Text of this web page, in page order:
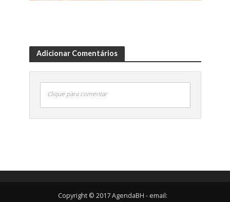
Adicionar Comentários
Clique para comentar
Copyright © 2017 AgendaBH - email: